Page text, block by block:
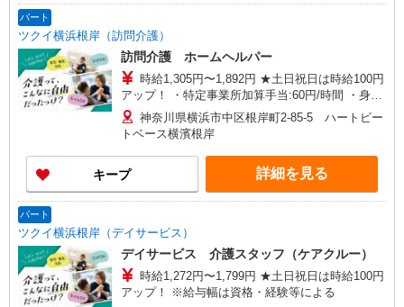
パート
ツクイ横浜根岸（訪問介護）
訪問介護 ホームヘルパー
時給1,305円〜1,892円 ★土日祝日は時給100円
アップ！ ・特定事業所加算手当:60円/時間 ・身体
介護手当:500円/時間 ・早朝夜間深夜手当:300円/
時間 （18:00〜翌07:59の時間帯） ・ICT手
当:2,000円/月 ・深夜割増は別途支給 ・ケア→ケ
アの移動時間も賃金（時給）を支給 ※給与幅は資
格・経験等による
神奈川県横浜市中区根岸町2-85-5 ハートビー
トベース横濱根岸
キープ 詳細を見る
パート
ツクイ横浜根岸（デイサービス）
デイサービス 介護スタッフ（ケアクルー）
時給1,272円〜1,799円 ★土日祝日は時給100円
アップ！ ※給与幅は資格・経験等による